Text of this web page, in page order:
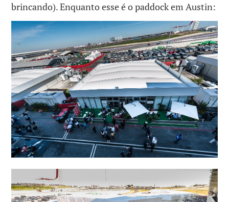
brincando). Enquanto esse é o paddock em Austin: